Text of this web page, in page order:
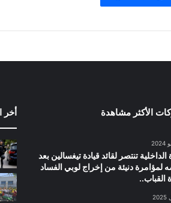
الأكثر مشاهدة
الداخلية تنتصر لقائد قيادة تيغسالين بعد
لمؤامرة دنيئة من إخراج لوبي الفساد
القباب..
أخر